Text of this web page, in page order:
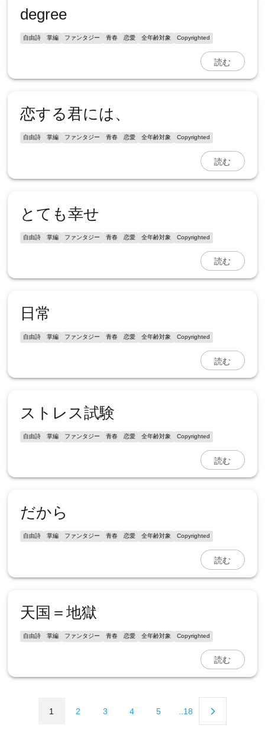
degree
自由詩 掌編 ファンタジー 青春 恋愛 全年齢対象 Copyrighted
読む
恋する君には、
自由詩 掌編 ファンタジー 青春 恋愛 全年齢対象 Copyrighted
読む
とても幸せ
自由詩 掌編 ファンタジー 青春 恋愛 全年齢対象 Copyrighted
読む
日常
自由詩 掌編 ファンタジー 青春 恋愛 全年齢対象 Copyrighted
読む
ストレス試験
自由詩 掌編 ファンタジー 青春 恋愛 全年齢対象 Copyrighted
読む
だから
自由詩 掌編 ファンタジー 青春 恋愛 全年齢対象 Copyrighted
読む
天国＝地獄
自由詩 掌編 ファンタジー 青春 恋愛 全年齢対象 Copyrighted
読む
1 2 3 4 5 ..18